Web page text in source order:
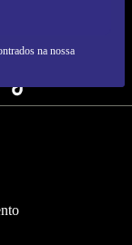
na nossa
NEW.